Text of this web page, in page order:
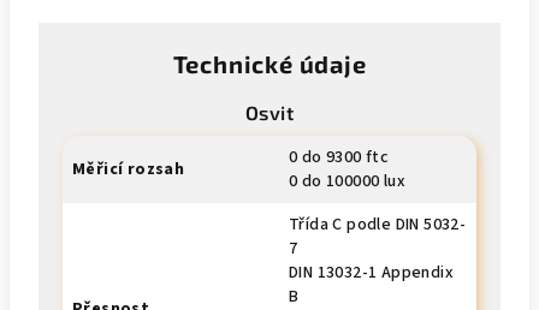
Technické údaje
Osvit
Měřicí rozsah
0 do 9300 ftc
0 do 100000 lux
Třída C podle DIN 5032-
7
DIN 13032-1 Appendix
B